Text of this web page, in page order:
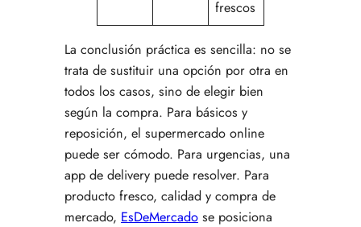
frescos
La conclusión práctica es sencilla: no se
trata de sustituir una opción por otra en
todos los casos, sino de elegir bien
según la compra. Para básicos y
reposición, el supermercado online
puede ser cómodo. Para urgencias, una
app de delivery puede resolver. Para
producto fresco, calidad y compra de
mercado, EsDeMercado se posiciona